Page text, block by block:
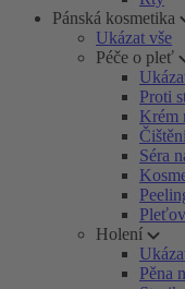
Pánská kosmetika
Ukázat vše
Péče o pleť
Proti
Krém
Séra
Holení
Pěna